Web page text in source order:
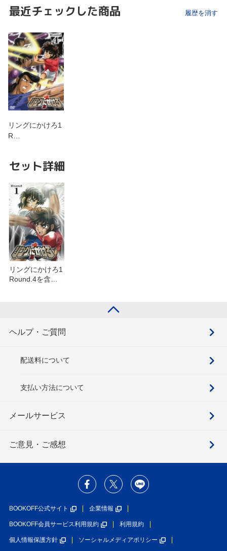
最近チェックした商品 履歴を消す
リングにかけろ1
R…
セット詳細
リングにかけろ1
Round.4を含む
ヘルプ・ご質問
配送料について
支払い方法について
メールサービス
ご意見・ご感想
BOOKOFF公式サイト 企業情報
BOOKOFF会員サービス利用規約 利用規約
個人情報保護方針 ソーシャルメディアポリシー